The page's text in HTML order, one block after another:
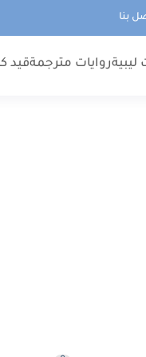
بنا
ليبيةروايات مترجمةقيد